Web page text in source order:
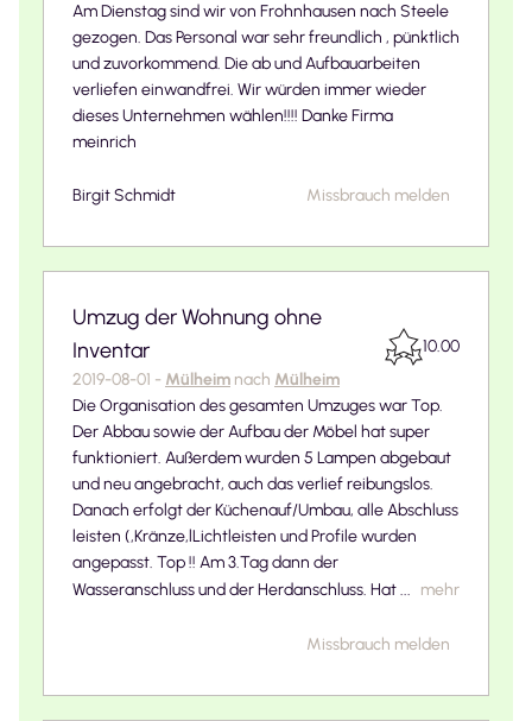
Am Dienstag sind wir von Frohnhausen nach Steele
gezogen. Das Personal war sehr freundlich , pünktlich
und zuvorkommend. Die ab und Aufbauarbeiten
verliefen einwandfrei. Wir würden immer wieder
dieses Unternehmen wählen!!!! Danke Firma
meinrich
Birgit Schmidt Missbrauch melden
Umzug der Wohnung ohne
Inventar
2019-08-01 - Mülheim nach Mülheim
10.00
Die Organisation des gesamten Umzuges war Top.
Der Abbau sowie der Aufbau der Möbel hat super
funktioniert. Außerdem wurden 5 Lampen abgebaut
und neu angebracht, auch das verlief reibungslos.
Danach erfolgt der Küchenauf/Umbau, alle Abschluss
leisten (,Kränze,lLichtleisten und Profile wurden
angepasst. Top !! Am 3.Tag dann der
Wasseranschluss und der Herdanschluss. Hat ... mehr
Missbrauch melden